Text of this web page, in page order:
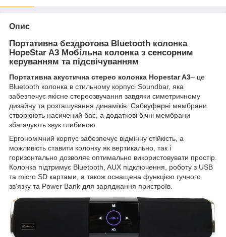
Опис
Портативна бездротова Bluetooth колонка
HopeStar A3 Мобільна колонка з сенсорним
керуванням та підсвічуванням
Портативна акустична стерео колонка Hopestar A3– це
Bluetooth колонка в стильному корпусі Soundbar, яка
забезпечує якісне стереозвучання завдяки симетричному
дизайну та розташування динаміків. Сабвуферні мембрани
створюють насичений бас, а додаткові бічні мембрани
збагачують звук глибиною.
Ергономічний корпус забезпечує відмінну стійкість, а
можливість ставити колонку як вертикально, так і
горизонтально дозволяє оптимально використовувати простір.
Колонка підтримує Bluetooth, AUX підключення, роботу з USB
та micro SD картами, а також оснащена функцією гучного
зв'язку та Power Bank для заряджання пристроїв.